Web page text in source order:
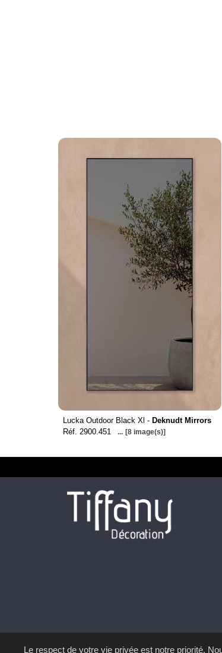
Lucka Outdoor Black Xl - Deknudt Mirrors
Réf. 2900.451
... [8 image(s)]
Le respect de votre vie privée est notre priorité.